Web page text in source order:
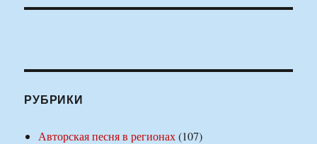
РУБРИКИ
Авторская песня в регионах(107)